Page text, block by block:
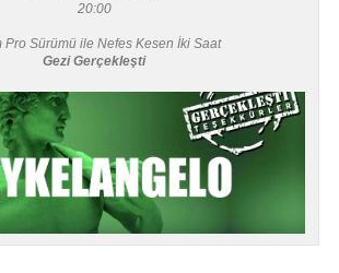
20:00
Pro Sürümü ile Nefes Kesen İki Saat
Gezi Gerçekleşti